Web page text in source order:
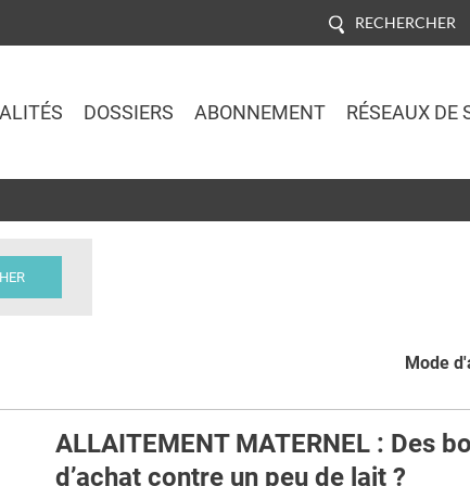
RECHERCHER
DOSSIERS ABONNEMENT RÉSEAUX DE
Mode
ALLAITEMENT MATERNEL : Des
d’achat contre un peu de lait ?